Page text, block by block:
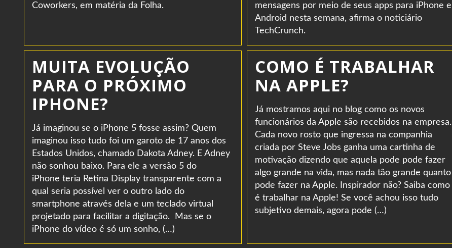
Coworkers, em matéria da Folha.
mensagens por meio de seus apps para iPhone e
Android nesta semana, afirma o noticiário
TechCrunch.
MUITA EVOLUÇÃO
PARA O PRÓXIMO
IPHONE?
Já imaginou se o iPhone 5 fosse assim? Quem
imaginou isso tudo foi um garoto de 17 anos dos
Estados Unidos, chamado Dakota Adney. E Adney
não sonhou baixo. Para ele a versão 5 do
iPhone teria Retina Display transparente com a
qual seria possível ver o outro lado do
smartphone através dela e um teclado virtual
projetado para facilitar a digitação. Mas se o
iPhone do vídeo é só um sonho, (…)
COMO É TRABALHAR
NA APPLE?
Já mostramos aqui no blog como os novos
funcionários da Apple são recebidos na empresa.
Cada novo rosto que ingressa na companhia
criada por Steve Jobs ganha uma cartinha de
motivação dizendo que aquela pode pode fazer
algo grande na vida, mas nada tão grande quanto
pode fazer na Apple. Inspirador não? Saiba como
é trabalhar na Apple! Se você achou isso tudo
subjetivo demais, agora pode (…)